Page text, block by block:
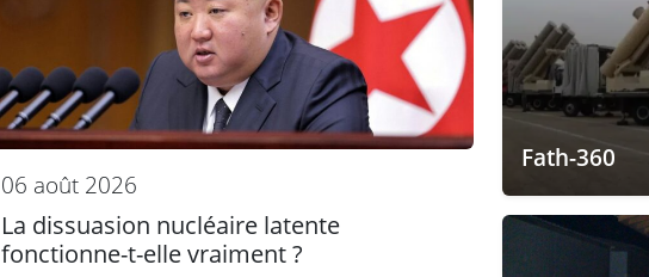
06 août 2026
La dissuasion nucléaire latente
fonctionne-t-elle vraiment ?
Fath-360